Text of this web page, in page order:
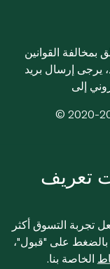
القوانين
يرجى إرسال بريد
تعريف
تجربة التسوق أكثر
على "قبول"،
الخاصة بنا.